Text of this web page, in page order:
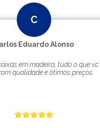
Eduardo Alonso
em madeira, tudo o que vc
qualidade e ótimos preços.